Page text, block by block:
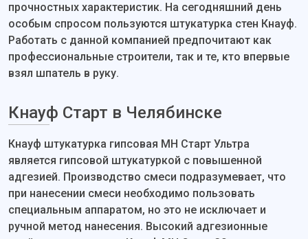
прочностных характеристик. На сегодняшний день
особым спросом пользуются штукатурка стен Кнауф.
Работать с данной компанией предпочитают как
профессиональные строители, так и те, кто впервые
взял шпатель в руку.
Кнауф Старт в Челябинске
Кнауф штукатурка гипсовая МН Старт Ультра
является гипсовой штукатуркой с повышенной
адгезией. Производство смеси подразумевает, что
при нанесении смеси необходимо пользовать
специальным аппаратом, но это не исключает и
ручной метод нанесения. Высокий адгезионные